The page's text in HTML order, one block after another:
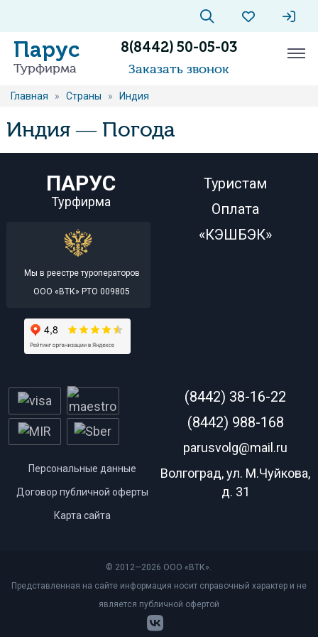
Парус
Турфирма
8(8442) 50-05-03
Заказать звонок
Главная » Страны » Индия
Индия — Погода
ПАРУС
Турфирма
Мы в реестре туроператоров
ООО «ВТК» РТО 009805
Туристам
Оплата
«КЭШБЭК»
Персональные данные
Договор публичной оферты
Карта сайта
(8442) 38-16-22
(8442) 988-168
parusvolg@mail.ru
Волгоград, ул. М.Чуйкова,
д. 31
© 2012—2026 ООО «ВТК».
Представленная на сайте информация носит справочный характер и не
является публичной офертой